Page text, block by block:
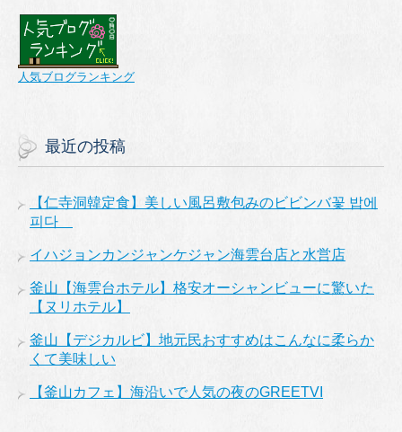
人気ブログランキング
最近の投稿
【仁寺洞韓定食】美しい風呂敷包みのビビンバ꽃 밥에
피다
イハジョンカンジャンケジャン海雲台店と水営店
釜山【海雲台ホテル】格安オーシャンビューに驚いた
【ヌリホテル】
釜山【デジカルビ】地元民おすすめはこんなに柔らか
くて美味しい
【釜山カフェ】海沿いで人気の夜のGREETVI